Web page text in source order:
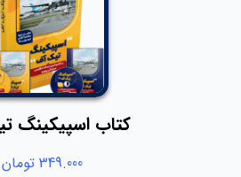
کتاب اسپیکینگ
349.000 تومان